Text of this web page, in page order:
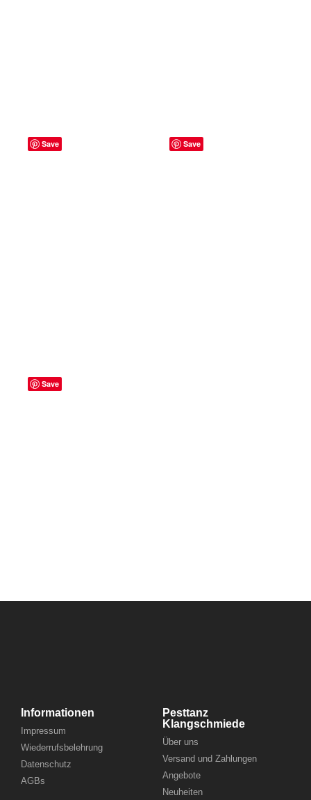
Informationen
Impressum
Wiederrufsbelehrung
Datenschutz
AGBs
Pesttanz
Klangschmiede
Über uns
Versand und Zahlungen
Angebote
Neuheiten